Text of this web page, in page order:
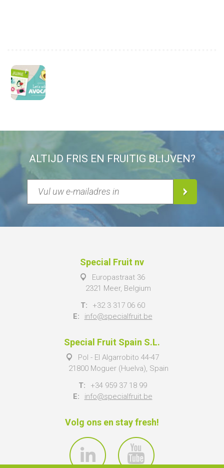
ALTIJD FRIS EN FRUITIG BLIJVEN?
Special Fruit nv
Europastraat 36
2321 Meer, Belgium
T:
+32 3 317 06 60
E:
info@specialfruit.be
Special Fruit Spain S.L.
Pol - El Algarrobito 44-47
21800 Moguer (Huelva), Spain
T:
+34 959 37 18 99
E:
info@specialfruit.be
Volg ons en stay fresh!